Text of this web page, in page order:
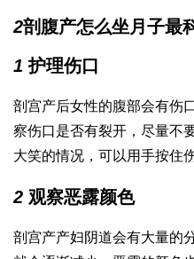
2剖腹产怎么坐月子最
1 护理伤口
剖宫产后女性的腹部会有伤
察伤口是否有裂开，尽量不
大笑的情况，可以用手按住
2 观察恶露颜色
剖宫产产妇阴道会有大量的